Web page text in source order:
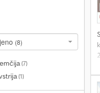
(8)
(7)
(1)